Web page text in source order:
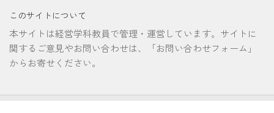
このサイトについて
本サイトは経営学科教員で管理・運営しています。サイトに
関するご意見やお問い合わせは、「お問い合わせフォーム」
からお寄せください。